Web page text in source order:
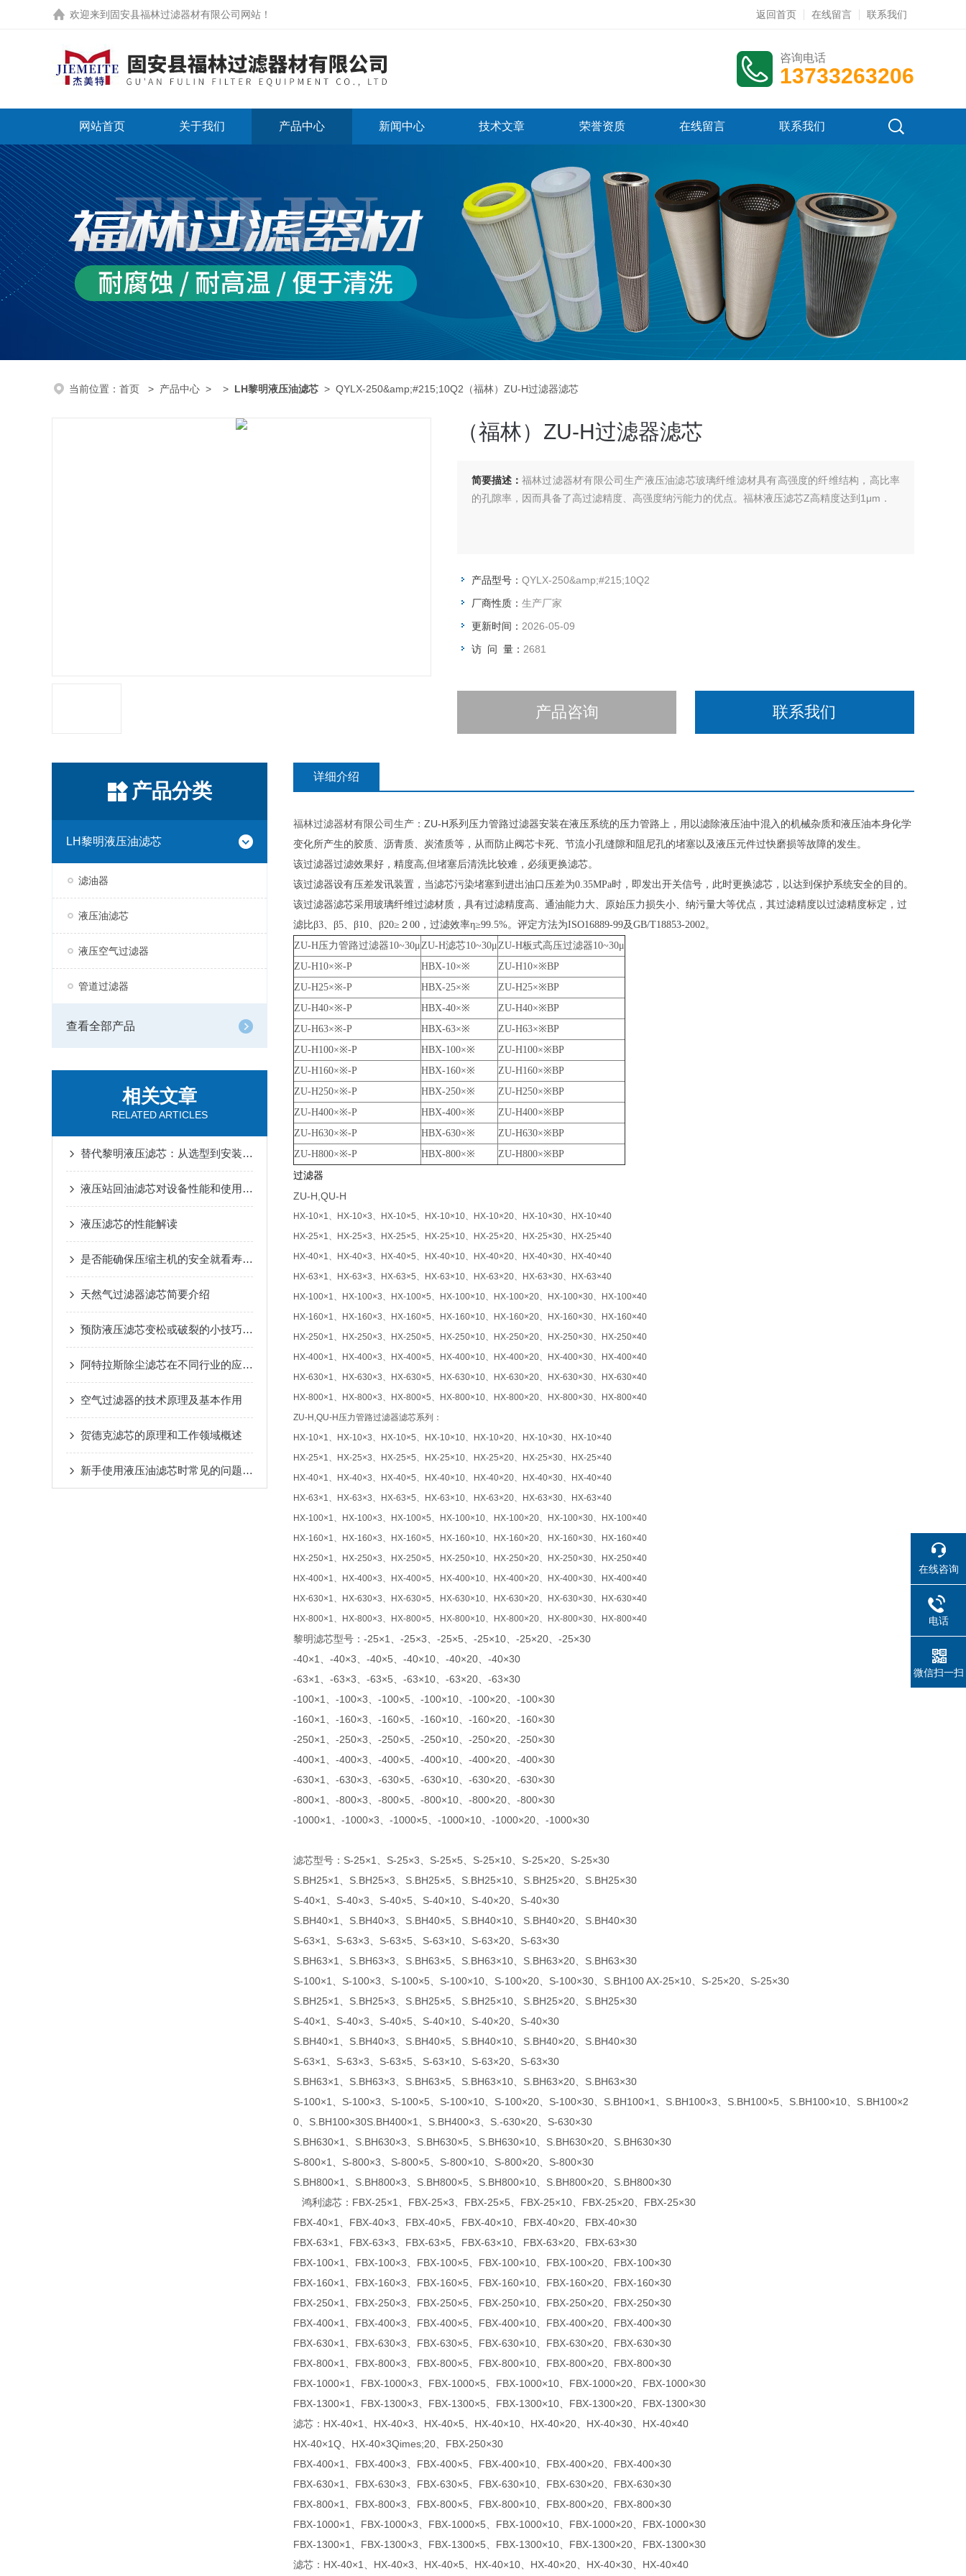
欢迎来到 固安县福林过滤器材有限公司网站 ！ 返回首页 在线留言 联系我们
咨询电话
13733263206
网站首页 关于我们 产品中心 新闻中心 技术文章 荣誉资质 在线留言 联系我们
当前位置： 首页 > 产品中心 > > LH黎明液压油滤芯 > QYLX-250&amp;#215;10Q2（福林）ZU-H过滤器滤芯
（福林）ZU-H过滤器滤芯
简要描述： 福林过滤器材有限公司生产液压油滤芯玻璃纤维滤材具有高强度的纤维结构，高比率
的孔隙率，因而具备了高过滤精度、高强度纳污能力的优点。福林液压滤芯Z高精度达到1μm．
产品型号： QYLX-250&amp;#215;10Q2
厂商性质： 生产厂家
更新时间： 2026-05-09
访 问 量： 2681
产品咨询 联系我们
产品分类
LH黎明液压油滤芯
滤油器
液压油滤芯
液压空气过滤器
管道过滤器
查看全部产品
相关文章
RELATED ARTICLES
替代黎明液压滤芯：从选型到安装的全面指导
液压站回油滤芯对设备性能和使用寿命的影响
液压滤芯的性能解读
是否能确保压缩主机的安全就看寿力空压机油滤芯性能了
天然气过滤器滤芯简要介绍
预防液压滤芯变松或破裂的小技巧，赶紧收藏吧！
阿特拉斯除尘滤芯在不同行业的应用案例
空气过滤器的技术原理及基本作用
贺德克滤芯的原理和工作领域概述
新手使用液压油滤芯时常见的问题回答
详细介绍
福林过滤器材有限公司生产： ZU-H系列压力管路过滤器安装在液压系统的压力管路上，用以滤除液压油中混入的机械杂质和液压油本身化学
变化所产生的胶质、沥青质、炭渣质等，从而防止阀芯卡死、节流小孔缝隙和阻尼孔的堵塞以及液压元件过快磨损等故障的发生。
该过滤器过滤效果好，精度高,但堵塞后清洗比较难，必须更换滤芯。
该过滤器设有压差发讯装置，当滤芯污染堵塞到进出油口压差为0.35MPa时，即发出开关信号，此时更换滤芯，以达到保护系统安全的目的。
该过滤器滤芯采用玻璃纤维过滤材质，具有过滤精度高、通油能力大、原始压力损失小、纳污量大等优点，其过滤精度以过滤精度标定，过
滤比β3、β5、β10、β20≥２00，过滤效率η≥99.5%。评定方法为ISO16889-99及GB/T18853-2002。
ZU-H压力管路过滤器10~30μZU-H滤芯10~30μZU-H板式高压过滤器10~30μ
ZU-H10×※-P
HBX-10×※
ZU-H10×※BP
ZU-H25×※-P
HBX-25×※
ZU-H25×※BP
ZU-H40×※-P
HBX-40×※
ZU-H40×※BP
ZU-H63×※-P
HBX-63×※
ZU-H63×※BP
ZU-H100×※-P
HBX-100×※
ZU-H100×※BP
ZU-H160×※-P
HBX-160×※
ZU-H160×※BP
ZU-H250×※-P
HBX-250×※
ZU-H250×※BP
ZU-H400×※-P
HBX-400×※
ZU-H400×※BP
ZU-H630×※-P
HBX-630×※
ZU-H630×※BP
ZU-H800×※-P
HBX-800×※ ZU-H800×※BP
过滤器
ZU-H,QU-H
HX-10×1、HX-10×3、HX-10×5、HX-10×10、HX-10×20、HX-10×30、HX-10×40
HX-25×1、HX-25×3、HX-25×5、HX-25×10、HX-25×20、HX-25×30、HX-25×40
HX-40×1、HX-40×3、HX-40×5、HX-40×10、HX-40×20、HX-40×30、HX-40×40
HX-63×1、HX-63×3、HX-63×5、HX-63×10、HX-63×20、HX-63×30、HX-63×40
HX-100×1、HX-100×3、HX-100×5、HX-100×10、HX-100×20、HX-100×30、HX-100×40
HX-160×1、HX-160×3、HX-160×5、HX-160×10、HX-160×20、HX-160×30、HX-160×40
HX-250×1、HX-250×3、HX-250×5、HX-250×10、HX-250×20、HX-250×30、HX-250×40
HX-400×1、HX-400×3、HX-400×5、HX-400×10、HX-400×20、HX-400×30、HX-400×40
HX-630×1、HX-630×3、HX-630×5、HX-630×10、HX-630×20、HX-630×30、HX-630×40
HX-800×1、HX-800×3、HX-800×5、HX-800×10、HX-800×20、HX-800×30、HX-800×40
ZU-H,QU-H 压力管路过滤器滤芯系列：
HX-10×1、HX-10×3、HX-10×5、HX-10×10、HX-10×20、HX-10×30、HX-10×40
HX-25×1、HX-25×3、HX-25×5、HX-25×10、HX-25×20、HX-25×30、HX-25×40
HX-40×1、HX-40×3、HX-40×5、HX-40×10、HX-40×20、HX-40×30、HX-40×40
HX-63×1、HX-63×3、HX-63×5、HX-63×10、HX-63×20、HX-63×30、HX-63×40
HX-100×1、HX-100×3、HX-100×5、HX-100×10、HX-100×20、HX-100×30、HX-100×40
HX-160×1、HX-160×3、HX-160×5、HX-160×10、HX-160×20、HX-160×30、HX-160×40
HX-250×1、HX-250×3、HX-250×5、HX-250×10、HX-250×20、HX-250×30、HX-250×40
HX-400×1、HX-400×3、HX-400×5、HX-400×10、HX-400×20、HX-400×30、HX-400×40
HX-630×1、HX-630×3、HX-630×5、HX-630×10、HX-630×20、HX-630×30、HX-630×40
HX-800×1、HX-800×3、HX-800×5、HX-800×10、HX-800×20、HX-800×30、HX-800×40
黎明滤芯型号：-25×1、-25×3、-25×5、-25×10、-25×20、-25×30
-40×1、-40×3、-40×5、-40×10、-40×20、-40×30
-63×1、-63×3、-63×5、-63×10、-63×20、-63×30
-100×1、-100×3、-100×5、-100×10、-100×20、-100×30
-160×1、-160×3、-160×5、-160×10、-160×20、-160×30
-250×1、-250×3、-250×5、-250×10、-250×20、-250×30
-400×1、-400×3、-400×5、-400×10、-400×20、-400×30
-630×1、-630×3、-630×5、-630×10、-630×20、-630×30
-800×1、-800×3、-800×5、-800×10、-800×20、-800×30
-1000×1、-1000×3、-1000×5、-1000×10、-1000×20、-1000×30
滤芯型号：S-25×1、S-25×3、S-25×5、S-25×10、S-25×20、S-25×30
S.BH25×1、S.BH25×3、S.BH25×5、S.BH25×10、S.BH25×20、S.BH25×30
S-40×1、S-40×3、S-40×5、S-40×10、S-40×20、S-40×30
S.BH40×1、S.BH40×3、S.BH40×5、S.BH40×10、S.BH40×20、S.BH40×30
S-63×1、S-63×3、S-63×5、S-63×10、S-63×20、S-63×30
S.BH63×1、S.BH63×3、S.BH63×5、S.BH63×10、S.BH63×20、S.BH63×30
S-100×1、S-100×3、S-100×5、S-100×10、S-100×20、S-100×30、S.BH100 AX-25×10、S-25×20、S-25×30
S.BH25×1、S.BH25×3、S.BH25×5、S.BH25×10、S.BH25×20、S.BH25×30
S-40×1、S-40×3、S-40×5、S-40×10、S-40×20、S-40×30
S.BH40×1、S.BH40×3、S.BH40×5、S.BH40×10、S.BH40×20、S.BH40×30
S-63×1、S-63×3、S-63×5、S-63×10、S-63×20、S-63×30
S.BH63×1、S.BH63×3、S.BH63×5、S.BH63×10、S.BH63×20、S.BH63×30
S-100×1、S-100×3、S-100×5、S-100×10、S-100×20、S-100×30、S.BH100×1、S.BH100×3、S.BH100×5、S.BH100×10、S.BH100×2
0、S.BH100×30S.BH400×1、S.BH400×3、S.-630×20、S-630×30
S.BH630×1、S.BH630×3、S.BH630×5、S.BH630×10、S.BH630×20、S.BH630×30
S-800×1、S-800×3、S-800×5、S-800×10、S-800×20、S-800×30
S.BH800×1、S.BH800×3、S.BH800×5、S.BH800×10、S.BH800×20、S.BH800×30
鸿利滤芯：FBX-25×1、FBX-25×3、FBX-25×5、FBX-25×10、FBX-25×20、FBX-25×30
FBX-40×1、FBX-40×3、FBX-40×5、FBX-40×10、FBX-40×20、FBX-40×30
FBX-63×1、FBX-63×3、FBX-63×5、FBX-63×10、FBX-63×20、FBX-63×30
FBX-100×1、FBX-100×3、FBX-100×5、FBX-100×10、FBX-100×20、FBX-100×30
FBX-160×1、FBX-160×3、FBX-160×5、FBX-160×10、FBX-160×20、FBX-160×30
FBX-250×1、FBX-250×3、FBX-250×5、FBX-250×10、FBX-250×20、FBX-250×30
FBX-400×1、FBX-400×3、FBX-400×5、FBX-400×10、FBX-400×20、FBX-400×30
FBX-630×1、FBX-630×3、FBX-630×5、FBX-630×10、FBX-630×20、FBX-630×30
FBX-800×1、FBX-800×3、FBX-800×5、FBX-800×10、FBX-800×20、FBX-800×30
FBX-1000×1、FBX-1000×3、FBX-1000×5、FBX-1000×10、FBX-1000×20、FBX-1000×30
FBX-1300×1、FBX-1300×3、FBX-1300×5、FBX-1300×10、FBX-1300×20、FBX-1300×30
滤芯：HX-40×1、HX-40×3、HX-40×5、HX-40×10、HX-40×20、HX-40×30、HX-40×40
HX-40×1Q、HX-40×3Qimes;20、FBX-250×30
FBX-400×1、FBX-400×3、FBX-400×5、FBX-400×10、FBX-400×20、FBX-400×30
FBX-630×1、FBX-630×3、FBX-630×5、FBX-630×10、FBX-630×20、FBX-630×30
FBX-800×1、FBX-800×3、FBX-800×5、FBX-800×10、FBX-800×20、FBX-800×30
FBX-1000×1、FBX-1000×3、FBX-1000×5、FBX-1000×10、FBX-1000×20、FBX-1000×30
FBX-1300×1、FBX-1300×3、FBX-1300×5、FBX-1300×10、FBX-1300×20、FBX-1300×30
滤芯：HX-40×1、HX-40×3、HX-40×5、HX-40×10、HX-40×20、HX-40×30、HX-40×40
在线咨询
电话
微信扫一扫